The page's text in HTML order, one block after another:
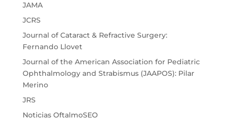
JAMA
JCRS
Journal of Cataract & Refractive Surgery:
Fernando Llovet
Journal of the American Association for Pediatric
Ophthalmology and Strabismus (JAAPOS): Pilar
Merino
JRS
Noticias OftalmoSEO